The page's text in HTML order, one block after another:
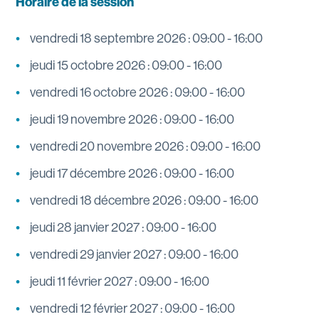
vendredi 18 septembre 2026 : 09:00 - 16:00
jeudi 15 octobre 2026 : 09:00 - 16:00
vendredi 16 octobre 2026 : 09:00 - 16:00
jeudi 19 novembre 2026 : 09:00 - 16:00
vendredi 20 novembre 2026 : 09:00 - 16:00
jeudi 17 décembre 2026 : 09:00 - 16:00
vendredi 18 décembre 2026 : 09:00 - 16:00
jeudi 28 janvier 2027 : 09:00 - 16:00
vendredi 29 janvier 2027 : 09:00 - 16:00
jeudi 11 février 2027 : 09:00 - 16:00
vendredi 12 février 2027 : 09:00 - 16:00